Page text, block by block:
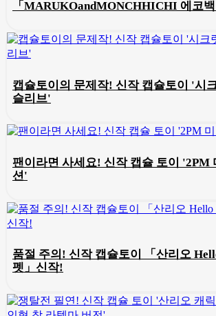
「MARUKOandMONCHHICHI 에코
캡슐토이의 문제작! 신작 캡슐토이 '시
슬리브'
팬이라면 사세요! 신작 캡슐 토이 '2PM
션'
품절 주의! 신작 캡슐토이 「산리오
펫」신작!